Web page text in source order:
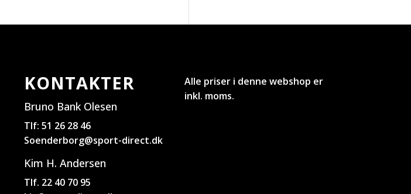
KONTAKTER
Bruno Bank Olesen
Tlf: 51 26 28 46
Soenderborg@sport-direct.dk
Kim H. Andersen
Tlf. 22 40 70 95
Alle priser i denne webshop er
inkl. moms.